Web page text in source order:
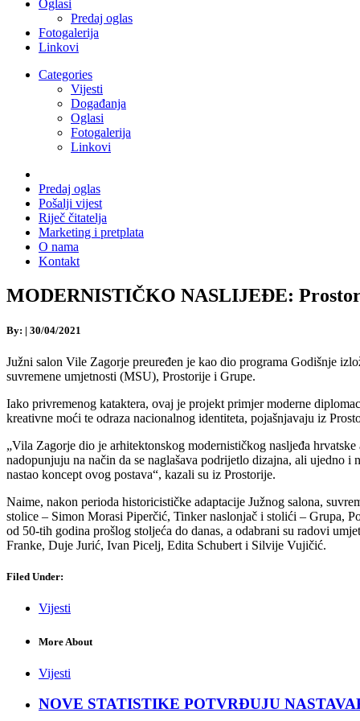
Oglasi
Predaj oglas
Fotogalerija
Linkovi
Categories
Vijesti
Događanja
Oglasi
Fotogalerija
Linkovi
Predaj oglas
Pošalji vijest
Riječ čitatelja
Marketing i pretplata
O nama
Kontakt
MODERNISTIČKO NASLIJEĐE:
By: | 30/04/2021
Južni salon Vile Zagorje preuređen je kao dio programa Godišnje
suvremene umjetnosti (MSU), Prostorije i Grupe.
Iako privremenog kataktera, ovaj je projekt primjer moderne
kreativne moći te odraza nacionalnog identiteta, pojašnjavaju iz
„Vila Zagorje dio je arhitektonskog modernističkog nasljeđa
nadopunjuju na način da se naglašava podrijetlo dizajna, ali ujedno
nastao koncept ovog postava“, kazali su iz Prostorije.
Naime, nakon perioda historicističke adaptacije Južnog salona,
stolice – Simon Morasi Piperčić, Tinker naslonjač i stolići – Grupa,
od 50-tih godina prošlog stoljeća do danas, a odabrani su radovi
Franke, Duje Jurić, Ivan Picelj, Edita Schubert i Silvije Vujičić.
Filed Under:
Vijesti
More About
Vijesti
NOVE STATISTIKE POTVRĐUJU